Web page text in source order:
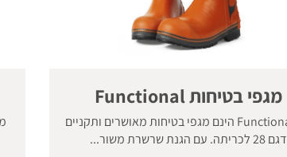
מגפי בטיחות Functional
28 Functional הינם מגפי בטיחות מאושרים ותקניים
דגם 28 לכריתה. עם הגנת שרשרת משור...